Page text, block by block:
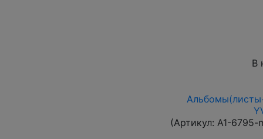
В
(Артикул: A1-6795-